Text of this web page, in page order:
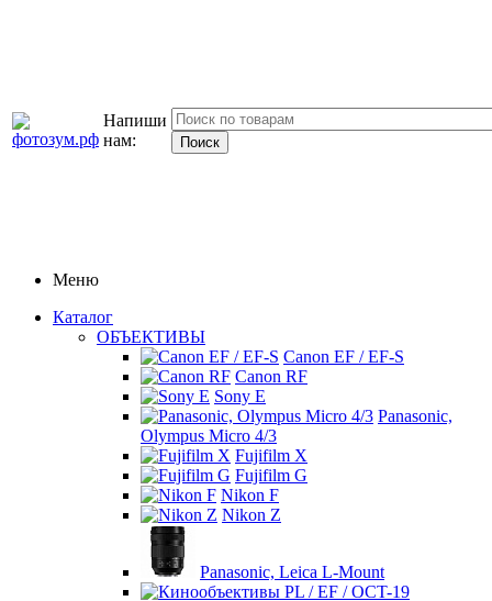
Напиши
нам:
Меню
Каталог
ОБЪЕКТИВЫ
Canon EF / EF-S
Canon RF
Sony E
Panasonic,
Olympus Micro 4/3
Fujifilm X
Fujifilm G
Nikon F
Nikon Z
Panasonic, Leica L-Mount